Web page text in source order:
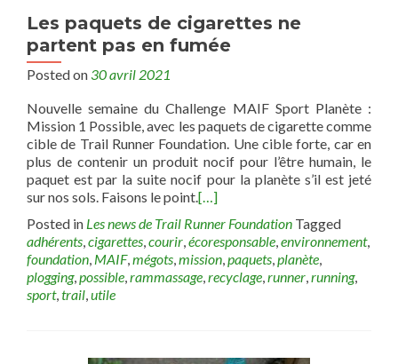
Les paquets de cigarettes ne
partent pas en fumée
Posted on 30 avril 2021
Nouvelle semaine du Challenge MAIF Sport Planète :
Mission 1 Possible, avec les paquets de cigarette comme
cible de Trail Runner Foundation. Une cible forte, car en
plus de contenir un produit nocif pour l’être humain, le
paquet est par la suite nocif pour la planète s’il est jeté
sur nos sols. Faisons le point.[…]
Posted in Les news de Trail Runner Foundation Tagged
adhérents,cigarettes,courir,écoresponsable,environnement,
foundation, MAIF,mégots,mission,paquets,planète,
plogging,possible,rammassage,recyclage,runner,running,
sport,trail,utile